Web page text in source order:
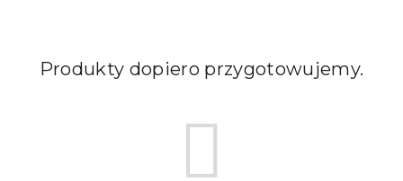
Produkty dopiero przygotowujemy.